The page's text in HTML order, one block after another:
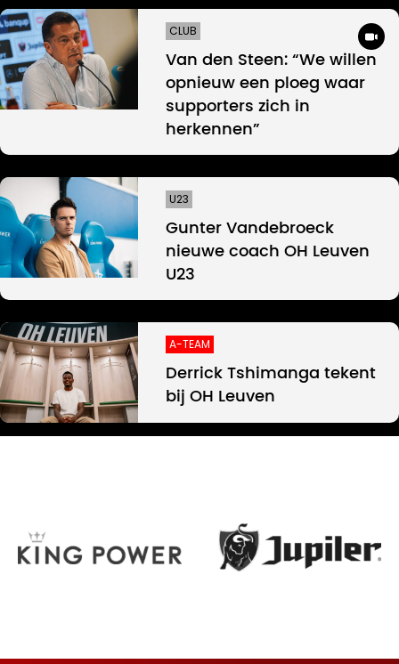
CLUB
Van den Steen: “We willen
opnieuw een ploeg waar
supporters zich in
herkennen”
U23
Gunter Vandebroeck
nieuwe coach OH Leuven
U23
A-TEAM
Derrick Tshimanga tekent
bij OH Leuven